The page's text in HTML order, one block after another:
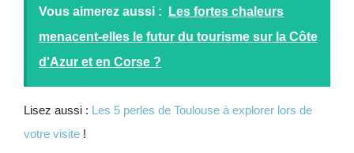
Vous aimerez aussi :
Les fortes chaleurs
menacent-elles le futur du tourisme sur la Côte
d'Azur et en Corse ?
Lisez aussi : Les 5 perles de Toulouse à explorer lors de
votre visite !